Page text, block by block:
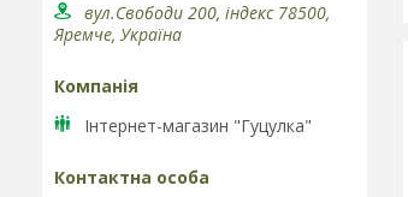
вул.Свободи 200, індекс 78500,
Яремче, Україна
Інтернет-магазин "Гуцулка"